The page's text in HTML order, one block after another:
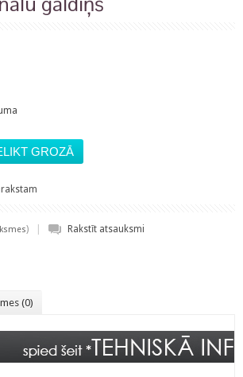
) Rakstīt atsauksmi
(0)